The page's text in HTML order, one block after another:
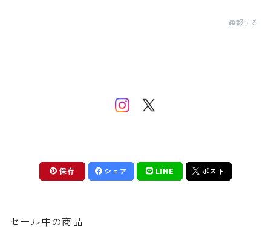
通報する
保存 シェア LINE ポスト
セール中の商品